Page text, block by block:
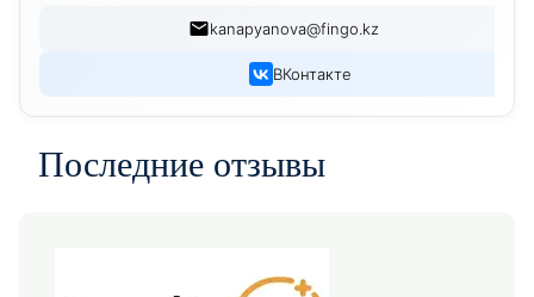
kanapyanova@fingo.kz
ВКонтакте
Последние отзывы